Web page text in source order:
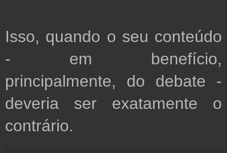
Isso, quando o seu conteúdo
- em benefício,
principalmente, do debate -
deveria ser exatamente o
contrário.